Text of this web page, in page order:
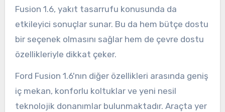
Fusion 1.6, yakıt tasarrufu konusunda da
etkileyici sonuçlar sunar. Bu da hem bütçe dostu
bir seçenek olmasını sağlar hem de çevre dostu
özellikleriyle dikkat çeker.
Ford Fusion 1.6'nın diğer özellikleri arasında geniş
iç mekan, konforlu koltuklar ve yeni nesil
teknolojik donanımlar bulunmaktadır. Araçta yer